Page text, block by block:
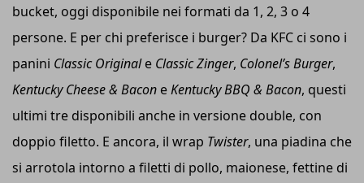
bucket, oggi disponibile nei formati da 1, 2, 3 o 4
persone. E per chi preferisce i burger? Da KFC ci sono i
panini Classic Originale Classic Zinger, Colonel’s Burger,
Kentucky Cheese & Bacon eKentucky BBQ & Bacon, questi
ultimi tre disponibili anche in versione double, con
doppio filetto. E ancora, il wrap Twister, una piadina che
si arrotola intorno a filetti di pollo, maionese, fettine di